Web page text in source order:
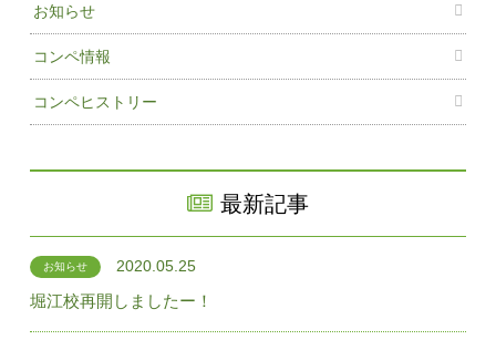
お知らせ
コンペ情報
コンペヒストリー
最新記事
お知らせ 2020.05.25
堀江校再開しましたー！